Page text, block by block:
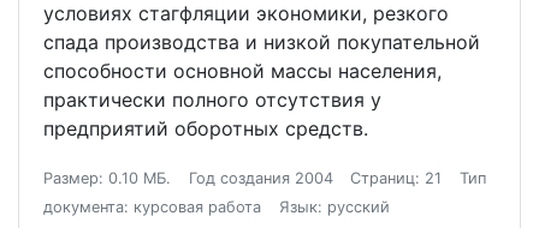
условиях стагфляции экономики, резкого
спада производства и низкой покупательной
способности основной массы населения,
практически полного отсутствия у
предприятий оборотных средств.
Размер: 0.10 МБ. Год создания 2004 Страниц: 21
Тип
документа: курсовая работа
Язык: русский